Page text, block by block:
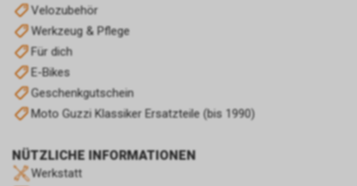
Velozubehör
Werkzeug & Pflege
Für dich
E-Bikes
Geschenkgutschein
Moto Guzzi Klassiker Ersatzteile (bis 1990)
NÜTZLICHE INFORMATIONEN
Werkstatt